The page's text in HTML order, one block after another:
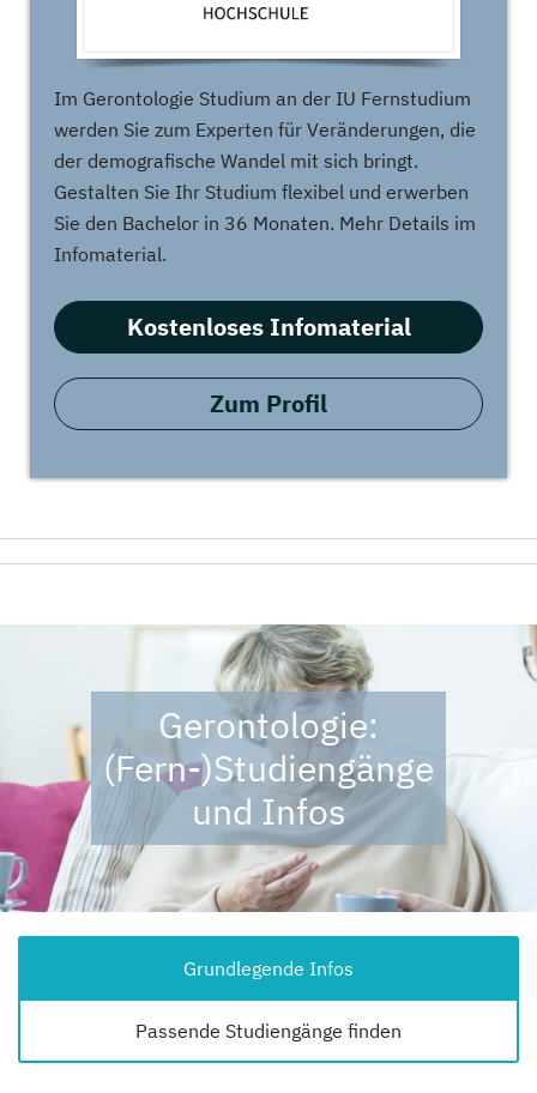
Im Gerontologie Studium an der IU Fernstudium
werden Sie zum Experten für Veränderungen, die
der demografische Wandel mit sich bringt.
Gestalten Sie Ihr Studium flexibel und erwerben
Sie den Bachelor in 36 Monaten. Mehr Details im
Infomaterial.
Kostenloses Infomaterial
Zum Profil
Gerontologie:
(Fern-)Studiengänge
und Infos
Grundlegende Infos
Passende Studiengänge finden